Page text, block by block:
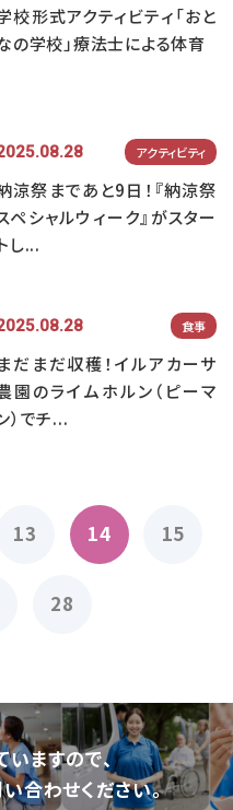
校形式アクティビティ「おと
の学校」療法士による体育
アクティビティ
涼祭まであと9日！『納涼祭
ペシャルウィーク』がスター
し...
食事
だまだ収穫！イルアカーサ
園のライムホルン（ピーマ
）でチ...
13 14 15
28
ますので、
合わせください。